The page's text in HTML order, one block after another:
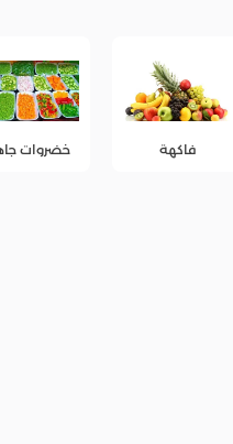
خضروات جاهزة